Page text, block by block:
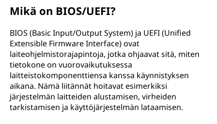
Mikä on BIOS/UEFI?
BIOS (Basic Input/Output System) ja UEFI (Unified
Extensible Firmware Interface) ovat
laiteohjelmistorajapintoja, jotka ohjaavat sitä, miten
tietokone on vuorovaikutuksessa
laitteistokomponenttiensa kanssa käynnistyksen
aikana. Nämä liitännät hoitavat esimerkiksi
järjestelmän laitteiden alustamisen, virheiden
tarkistamisen ja käyttöjärjestelmän lataamisen.